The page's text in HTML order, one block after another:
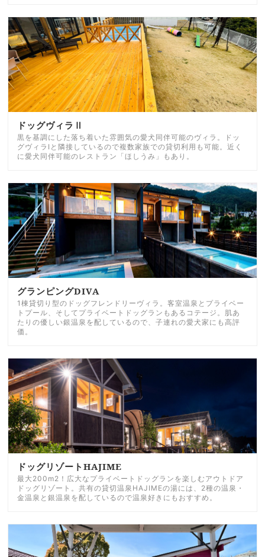
ドッグヴィラⅡ
黒を基調にした落ち着いた雰囲気の愛犬同伴可能のヴィラ。ドッ
グヴィラⅠと隣接しているので複数家族での貸切利用も可能。近く
に愛犬同伴可能のレストラン「ほしうみ」もあり。
グランピングDIVA
1棟貸切り型のドッグフレンドリーヴィラ。客室温泉とプライベー
トプール、そしてプライベートドッグランもあるコテージ。肌あ
たりの優しい銀温泉を配しているので、子連れの愛犬家にも高評
価。
ドッグリゾートHAJIME
最大200m2！広大なプライベートドッグランを楽しむアウトドア
ドッグリゾート。共有の貸切温泉HAJIMEの湯には、2種の温泉・
金温泉と銀温泉を配しているので温泉好きにもおすすめ。